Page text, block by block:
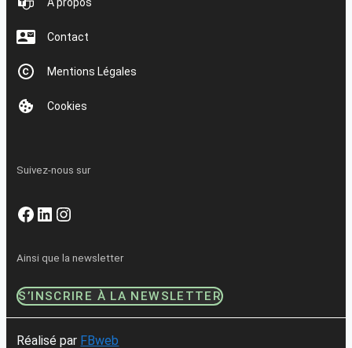
Contact
Mentions Légales
Cookies
Suivez-nous sur
Facebook
LinkedIn
Instagram
Ainsi que la newsletter
S’INSCRIRE À LA NEWSLETTER
Réalisé par FBweb